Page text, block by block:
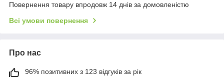
Повернення товару впродовж 14 днів за домовленістю
Всі умови повернення
Про нас
96% позитивних з 123 відгуків за рік